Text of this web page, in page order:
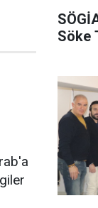
Söke